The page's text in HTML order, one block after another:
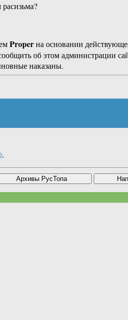
Properна основании
об этом администрации
наказаны.